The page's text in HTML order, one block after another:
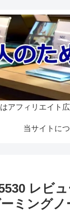
アフィリエイト
当サイトに
レビ
ミング